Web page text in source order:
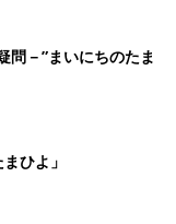
問－”まいにちのたま
ひよ」